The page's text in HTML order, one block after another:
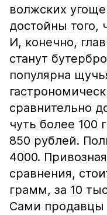
волжских
достойны того,
И, конечно,
станут
популярна
сравнительно
чуть более 100
850 рублей.
4000.
сравнения,
грамм, за 10
Сами продавцы